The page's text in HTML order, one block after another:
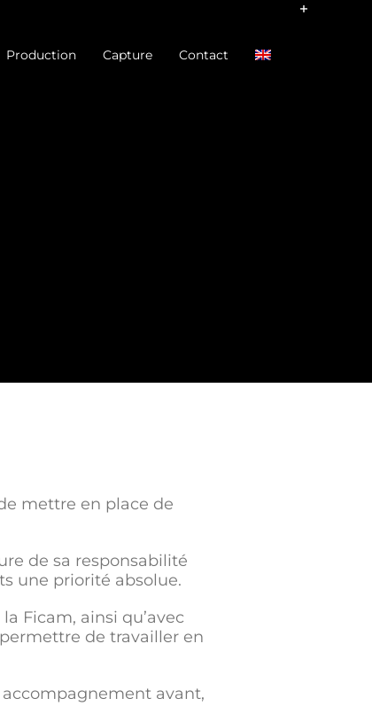
Production Capture Contact
mettre en place de
de sa responsabilité
une priorité absolue.
Ficam, ainsi qu’avec
de travailler en
avant,